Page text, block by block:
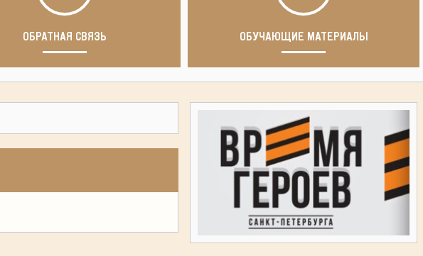
ОБРАТНАЯ СВЯЗЬ ОБУЧАЮЩИЕ МАТЕРИАЛЫ